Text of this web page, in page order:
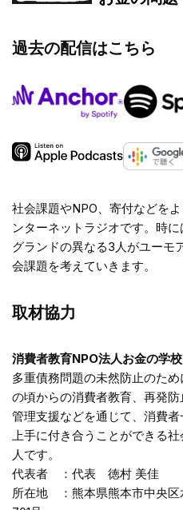
過去の配信はこちら
社会課題やNPO、寄付などを
ンターネットラジオです。時
グランドの異なる3人がユーモ
会課題を考えていきます。
取材協力
消費者教育NPO法人お金の学
多重債務問題の未然防止のた
の頃からの消費者教育、再発
管理支援などを通じて、消費
上手に付き合うことができる
人です。
代表者 ：代表 徳村 美佳
所在地 ：熊本県熊本市中央区